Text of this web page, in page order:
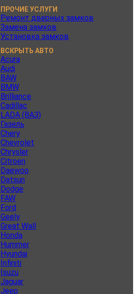
ПРОЧИЕ УСЛУГИ
Ремонт дверных замков
Замена замков
Установка замков
ВСКРЫТЬ АВТО
Acura
Audi
BAW
BMW
Brilliance
Cadillac
LADA (ВАЗ)
Газель
Chery
Chevrolet
Chrysler
Citroen
Daewoo
Datsun
Dodge
FAW
Ford
Geely
Great Wall
Honda
Hummer
Hyundai
Infiniti
Isuzu
Jaguar
Jeep